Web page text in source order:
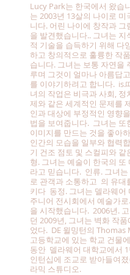
Lucy Park는 한국에서 왔습
는 2003년 13살의 나이로 미
니다. 어린 나이에 창작과 그
을 발견했습니다.. 그녀는 지
적 기술을 습득하기 위해 다
하고 창의적으로 훌륭한 작
습니다. 그녀는 보통 자연을
루며 그것이 얼마나 아름답
를 이야기하려고 합니다. is.
녀의 작업은 비극과 사회, 정
제와 같은 세계적인 문제를
인과 대상에 부정적인 영향
법을 보여줍니다. 그녀는 또
이미지를 만드는 것을 좋아
인간의 모습을 일부와 협력
기 건조 점토 및 스컬피와 같
형. 그녀는 예술이 한국의 또
라고 믿습니다. 인류. 그녀
로 관객과 소통하고 의 유대
키다 동정. 그녀는 델라웨어
주니어 전시회에서 예술가
을 시작했습니다. 2006년.
던 2009년, 그녀는 벽화 작품
었다. DE 윌밍턴의 Thomas
고등학교에 있는 학교 건물
동안 델라웨어 대학교에서
인턴십에 조교로 받아들여
라믹 스튜디오.